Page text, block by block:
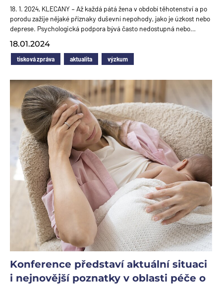
18. 1. 2024, KLECANY – Až každá pátá žena v období těhotenství a po
porodu zažije nějaké příznaky duševní nepohody, jako je úzkost nebo
deprese. Psychologická podpora bývá často nedostupná nebo…
18.01.2024
tisková zpráva aktualita výzkum
Konference představí aktuální situaci
i nejnovější poznatky v oblasti péče o